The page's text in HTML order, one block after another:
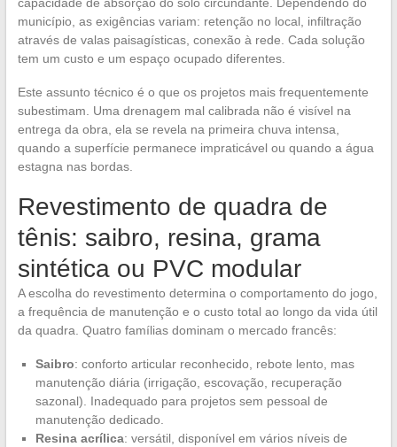
capacidade de absorção do solo circundante. Dependendo do
município, as exigências variam: retenção no local, infiltração
através de valas paisagísticas, conexão à rede. Cada solução
tem um custo e um espaço ocupado diferentes.
Este assunto técnico é o que os projetos mais frequentemente
subestimam. Uma drenagem mal calibrada não é visível na
entrega da obra, ela se revela na primeira chuva intensa,
quando a superfície permanece impraticável ou quando a água
estagna nas bordas.
Revestimento de quadra de
tênis: saibro, resina, grama
sintética ou PVC modular
A escolha do revestimento determina o comportamento do jogo,
a frequência de manutenção e o custo total ao longo da vida útil
da quadra. Quatro famílias dominam o mercado francês:
Saibro: conforto articular reconhecido, rebote lento, mas
manutenção diária (irrigação, escovação, recuperação
sazonal). Inadequado para projetos sem pessoal de
manutenção dedicado.
Resina acrílica: versátil, disponível em vários níveis de